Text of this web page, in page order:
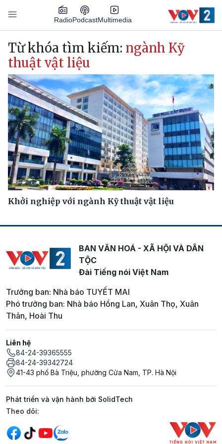
Nhảy đến nội dung
RadioPodcastMultimedia
Main navigation
Từ khóa tìm kiếm: ngành Kỹ
thuật vật liệu
Khởi nghiệp với ngành Kỹ thuật vật liệu
BAN VĂN HOÁ - XÃ HỘI VÀ DÂN
TỘC
Đài Tiếng nói Việt Nam
Trưởng ban: Nhà báo TUYẾT MAI
Phó trưởng ban: Nhà báo Hồng Lan, Xuân Thọ, Xuân
Thân, Hoài Thu
Liên hệ
84-24-39365555
84-24-39342724
41-43 phố Bà Triệu, phường Cửa Nam, TP. Hà Nội
Phát triển và vận hành bởi SolidTech
Mạng xã hội
Theo dõi: